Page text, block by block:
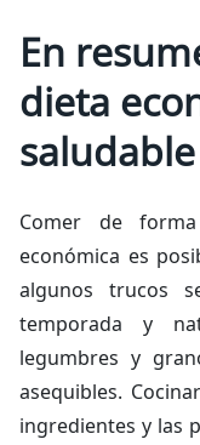
En
dieta
Comer de
económica es
algunos trucos
temporada y
legumbres y
asequibles.
ingredientes y las